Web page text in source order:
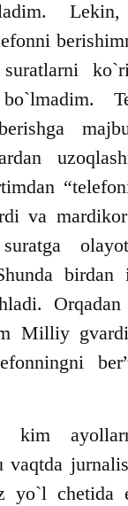
va
Milliy
kim
vaqtda
yo`l chetida